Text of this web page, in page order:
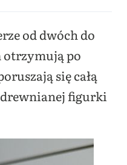
od dwóch do
otrzymują po
się całą
figurki